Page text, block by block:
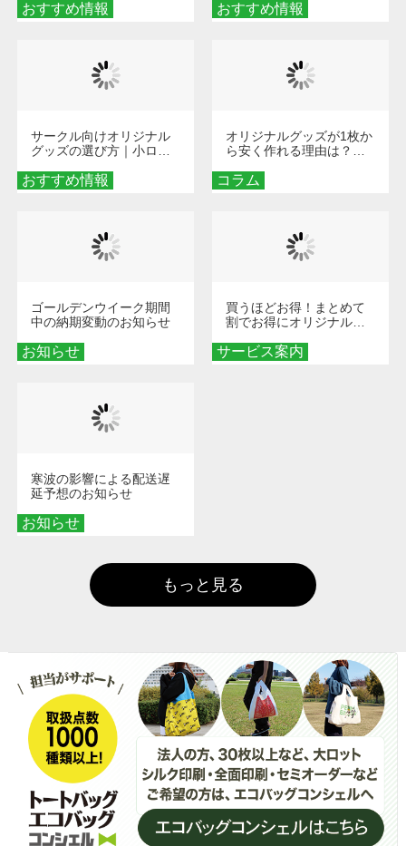
おすすめ情報
くなる巾着＆ポーチ活用
術
おすすめ情報
秘訣
おすすめ情報
サークル向けオリジナル
グッズの選び方｜小ロッ
める秘訣
コラム
オリジナルグッズが1枚か
ら安く作れる理由は？オ
とメリットを解説
お知らせ
ゴールデンウイーク期間
中の納期変動のお知らせ
サービス案内
買うほどお得！まとめて
割でお得にオリジナルグ
お知らせ
寒波の影響による配送遅
延予想のお知らせ
もっと見る